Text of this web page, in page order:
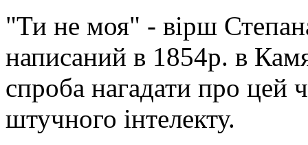
"Ти не моя" - вірш
написаний в 1854р. в
спроба нагадати про цей
штучного інтелекту.